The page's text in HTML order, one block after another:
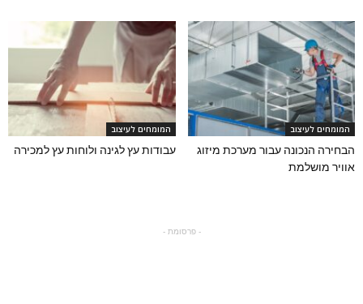
המומחים לעיצוב
הבחירה הנכונה עבור מערכת מיזוג
אוויר מושלמת
המומחים לעיצוב
עבודות עץ לגינה ולוחות עץ למכירה
- פרסומת -